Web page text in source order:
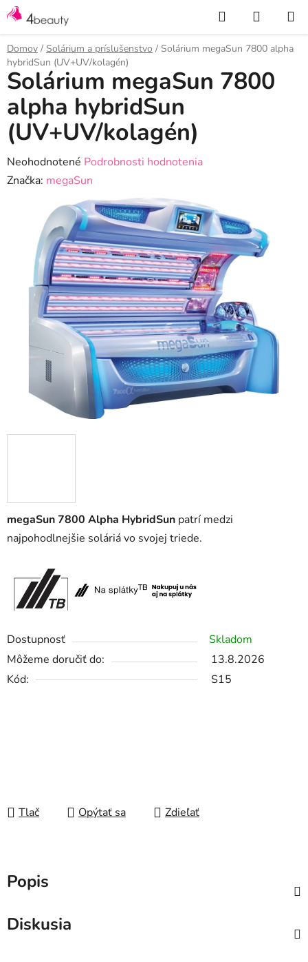
Prejsť
na
obsah
Hľadať
KOŠÍK
Domov / Solárium a príslušenstvo / Solárium megaSun 7800 alpha
hybridSun (UV+UV/kolagén)
megaSun 7800 Alpha HybridSun patrí medzi
najpohodlnejšie soláriá vo svojej triede.
Dostupnosť
Skladom
Môžeme doručiť do:
13.8.2026
Kód:
S15
Tlač Opýtať sa Zdieľať
Solárium megaSun 7800
alpha hybridSun
(UV+UV/kolagén)
Priemerné
hodnotenie
hviezdičiek.
Neohodnotené Podrobnosti hodnotenia
Značka: megaSun
Popis
Diskusia